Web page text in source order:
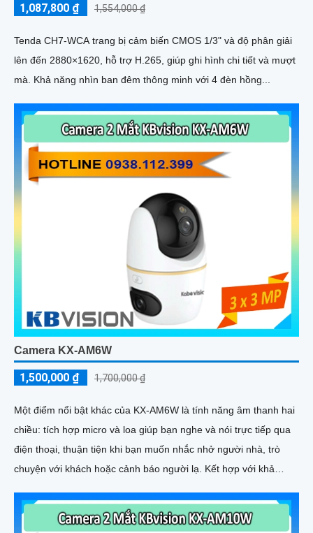
1,087,800 ₫ 1,554,000 ₫
Tenda CH7-WCA trang bị cảm biến CMOS 1/3" và độ phân giải
lên đến 2880×1620, hỗ trợ H.265, giúp ghi hình chi tiết và mượt
mà. Khả năng nhìn ban đêm thông minh với 4 đèn hồng...
Camera KX-AM6W
1,500,000 ₫ 1,700,000 ₫
Một điểm nổi bật khác của KX‑AM6W là tính năng âm thanh hai
chiều: tích hợp micro và loa giúp bạn nghe và nói trực tiếp qua
điện thoại, thuận tiện khi bạn muốn nhắc nhở người nhà, trò
chuyện với khách hoặc cảnh báo người lạ. Kết hợp với khả
giải pháp giám sát thông minh, gọn nhẹ mà vô cùng hiệu quả